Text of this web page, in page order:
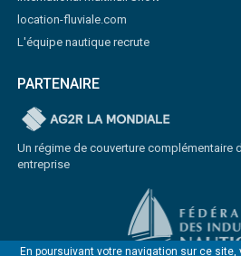
En poursuivant votre navigation sur ce
location-fluviale.com
L'équipe nautique recrute
PARTENAIRE
Un régime de couverture complémentaire
entreprise